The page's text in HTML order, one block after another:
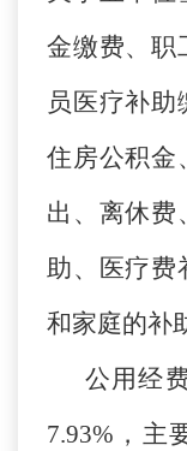
金缴费、职
员医疗补助
住房公积金
出、离休费
助、医疗费
和家庭的补
公用经
7.93%，主